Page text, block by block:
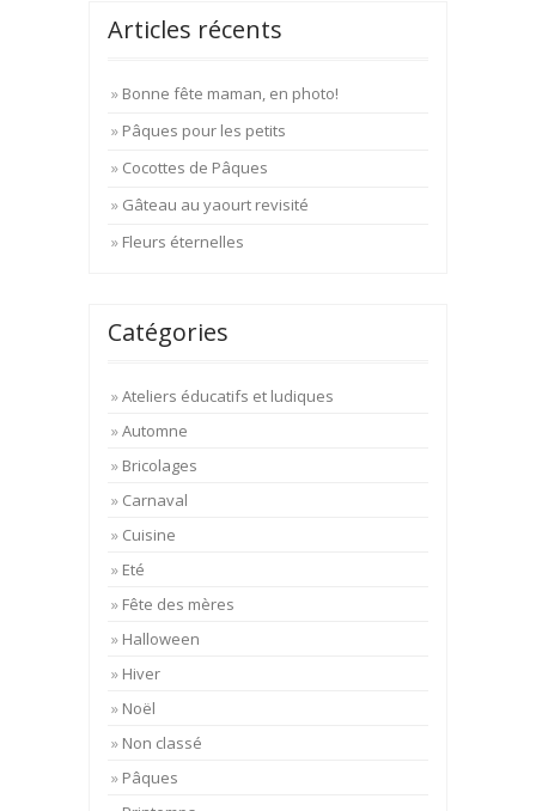
Articles récents
Bonne fête maman, en photo!
Pâques pour les petits
Cocottes de Pâques
Gâteau au yaourt revisité
Fleurs éternelles
Catégories
Ateliers éducatifs et ludiques
Automne
Bricolages
Carnaval
Cuisine
Eté
Fête des mères
Halloween
Hiver
Noël
Non classé
Pâques